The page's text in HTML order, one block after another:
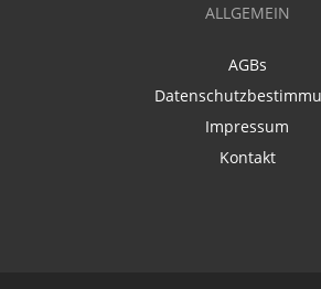
ALLGEMEIN
AGBs
Impressum
Kontakt